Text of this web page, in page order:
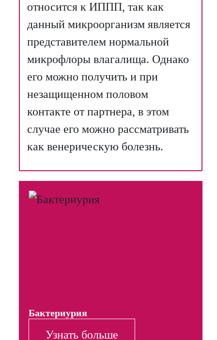
относится к ИППП, так как
данный микроорганизм является
представителем нормальной
микрофлоры влагалища. Однако
его можно получить и при
незащищенном половом
контакте от партнера, в этом
случае его можно рассматривать
как венерическую болезнь.
Бактериурия
Узнать больше